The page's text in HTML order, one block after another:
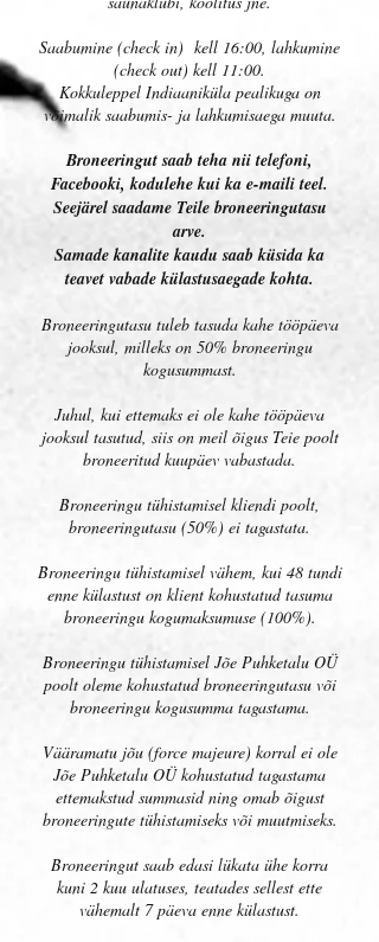
Saabumine (check in) kell 16:00, lahkumine
(check out) kell 11:00.
Kokkuleppel Indiaaniküla pealikuga on
võimalik saabumis- ja lahkumisaega muuta.
Broneeringut saab teha nii telefoni,
Facebooki, kodulehe kui ka e-maili teel.
Seejärel saadame Teile broneeringutasu
arve.
Samade kanalite kaudu saab küsida ka
teavet vabade külastusaegade kohta.
Broneeringutasu tuleb tasuda kahe tööpäeva
jooksul, milleks on 50% broneeringu
kogusummast.
Juhul, kui ettemaks ei ole kahe tööpäeva
jooksul tasutud, siis on meil õigus Teie poolt
broneeritud kuupäev vabastada.
Broneeringu tühistamisel kliendi poolt,
broneeringutasu (50%) ei tagastata.
Broneeringu tühistamisel vähem, kui 48 tundi
enne külastust on klient kohustatud tasuma
broneeringu kogumaksumuse (100%).
Broneeringu tühistamisel Jõe Puhketalu OÜ
poolt oleme kohustatud broneeringutasu või
broneeringu kogusumma tagastama.
Vääramatu jõu (force majeure) korral ei ole
Jõe Puhketalu OÜ kohustatud tagastama
ettemakstud summasid ning omab õigust
broneeringute tühistamiseks või muutmiseks.
Broneeringut saab edasi lükata ühe korra
kuni 2 kuu ulatuses, teatades sellest ette
vähemalt 7 päeva enne külastust.